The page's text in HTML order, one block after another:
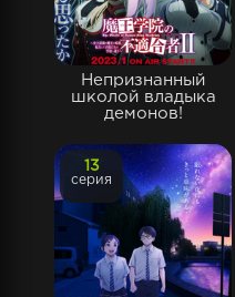
Непризнанный
школой владыка
демонов!
13
серия